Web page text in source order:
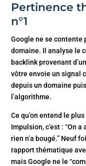
Pertinence
n°1
Google ne se contente
domaine. Il analyse le
backlink provenant
vôtre envoie un signal
depuis un domaine
l’algorithme.
Ce qu’on entend le
Impulsion, c’est : “On
rien n’a bougé.” Neuf
rapport thématique
mais Google ne le